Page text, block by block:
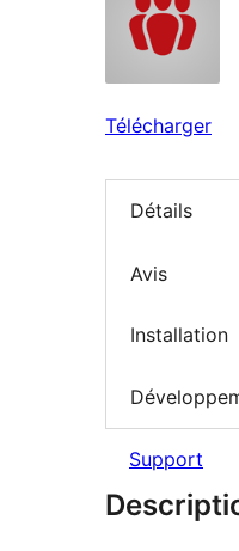
Télécharger
Détails
Avis
Installation
Support